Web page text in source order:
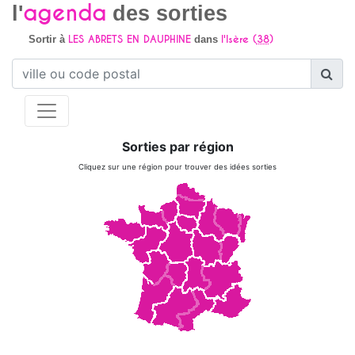
l'agenda des sorties
Sortir à LES ABRETS EN DAUPHINEdans l'Isère (38)
Sorties par région
Cliquez sur une région pour trouver des idées sorties